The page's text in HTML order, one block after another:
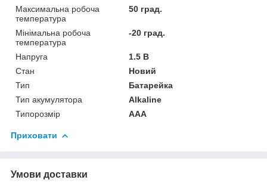
Максимальна робоча
температура
50 град.
Мінімальна робоча
температура
-20 град.
Напруга
1.5 В
Стан
Новий
Тип
Батарейка
Тип акумулятора
Alkaline
Типорозмір
AAA
Приховати
Умови доставки